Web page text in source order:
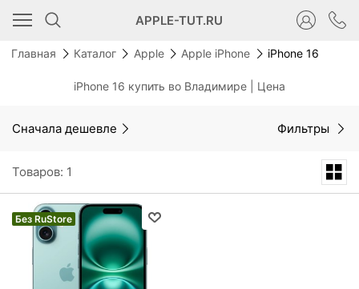
APPLE-TUT.RU
Главная Каталог Apple Apple iPhone iPhone 16
iPhone 16 купить во Владимире | Цена
Сначала дешевле Фильтры
Товаров: 1
Без RuStore